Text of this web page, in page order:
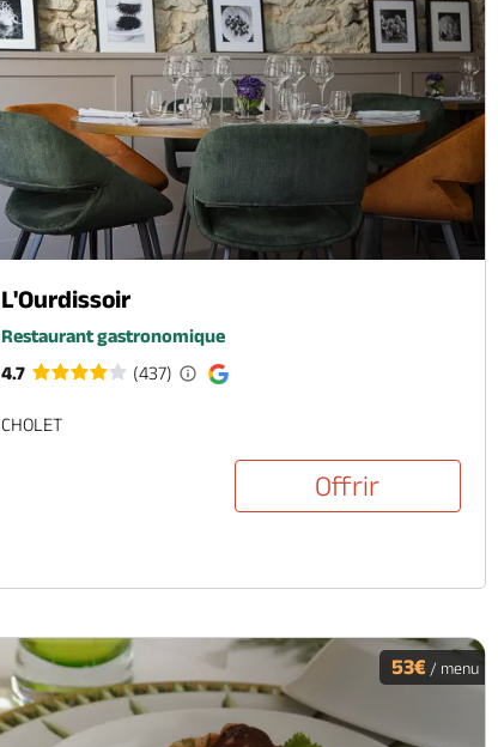
L'Ourdissoir
Restaurant gastronomique
4.7
(437)
CHOLET
Offrir
53€ / menu